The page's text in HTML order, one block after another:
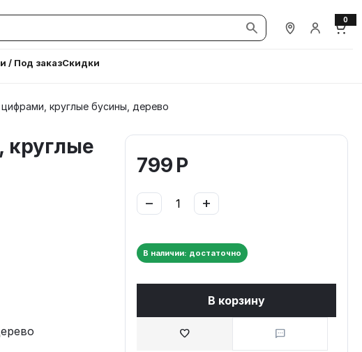
Наши магазины
Вход /
0
/ Под заказСкидки
круглые бусины, дерево
799 Р
+
−
В наличии: достаточно
В корзину